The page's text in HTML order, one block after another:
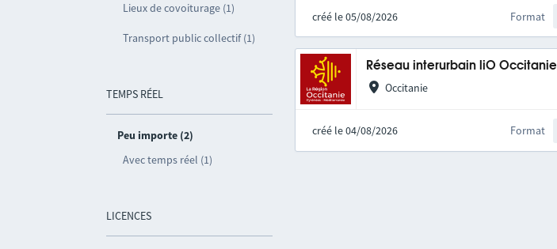
Lieux de covoiturage (1)
Transport public collectif (1)
TEMPS RÉEL
Peu importe (2)
Avec temps réel (1)
LICENCES
créé le 05/08/2026 Format
Réseau interurbain liO Occitanie
Occitanie
créé le 04/08/2026 Format